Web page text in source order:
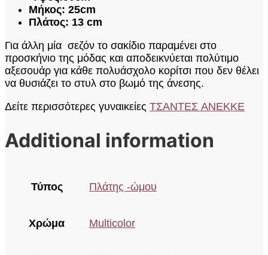
Μήκος: 25cm
Πλάτος: 13 cm
Για άλλη μία σεζόν το σακίδιο παραμένει στο
προσκήνιο της μόδας και αποδεικνύεται πολύτιμο
αξεσουάρ για κάθε πολυάσχολο κορίτσι που δεν θέλει
να θυσιάζει το στυλ στο βωμό της άνεσης.
Δείτε περισσότερες γυναικείες ΤΣΑΝΤΕΣ ANEKKE
Additional information
Τύπος Πλάτης -ώμου
Χρώμα Multicolor